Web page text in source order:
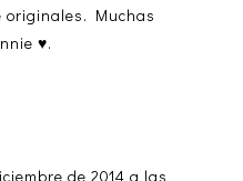
originales. Muchas
♥.
de 2014 a las